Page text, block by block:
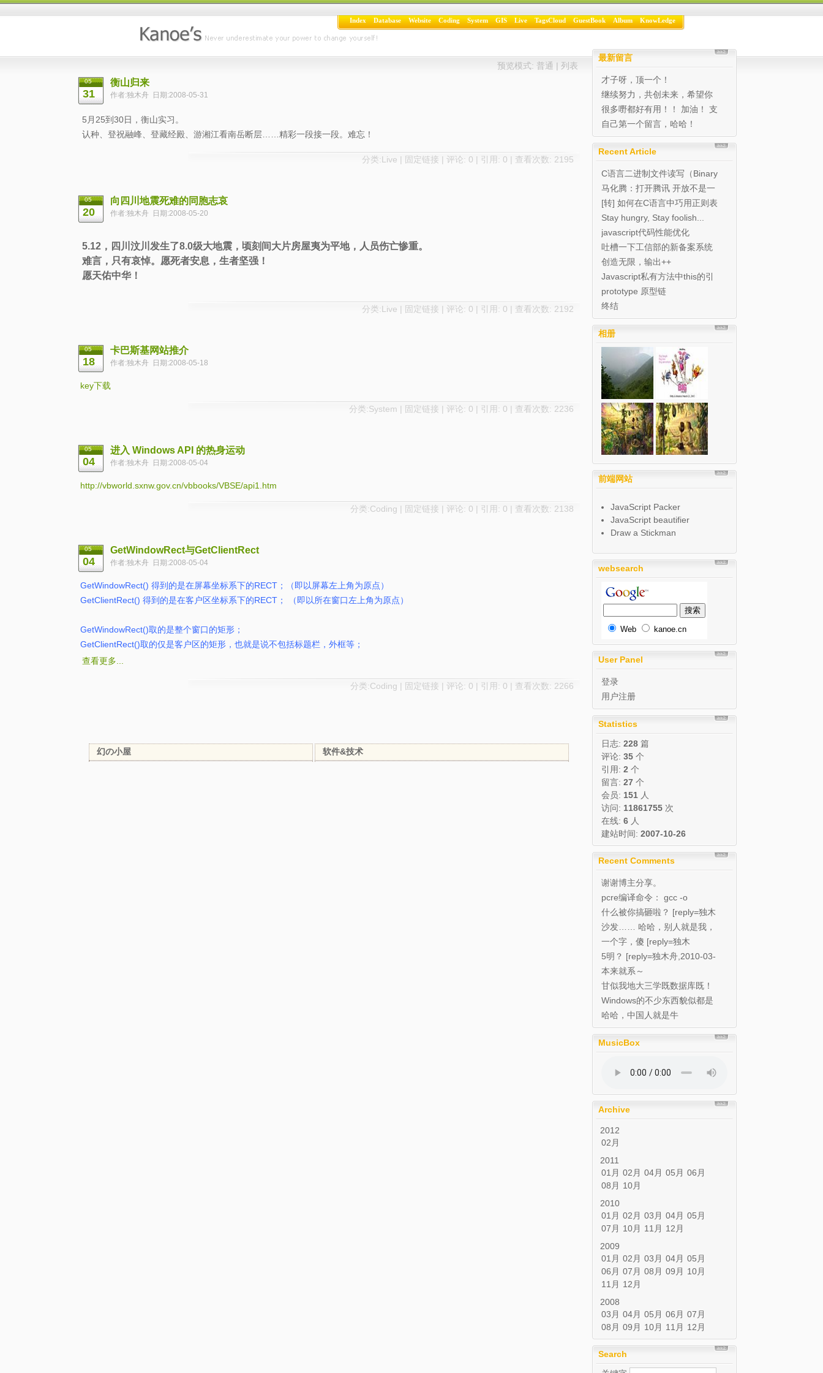
Index Database Website Coding System GIS Live TagsCloud GuestBook Album KnowLedge
预览模式: 普通 | 列表
05
31
衡山归来
作者:独木舟 日期:2008-05-31
5月25到30日，衡山实习。
认种、登祝融峰、登藏经殿、游湘江看南岳断层……精彩一段接一段。难忘！
分类:Live | 固定链接 | 评论: 0 | 引用: 0 | 查看次数: 2195
05
20
向四川地震死难的同胞志哀
作者:独木舟 日期:2008-05-20
5.12，四川汶川发生了8.0级大地震，顷刻间大片房屋夷为平地，人员伤亡惨重。
难言，只有哀悼。愿死者安息，生者坚强！
愿天佑中华！
分类:Live | 固定链接 | 评论: 0 | 引用: 0 | 查看次数: 2192
05
18
卡巴斯基网站推介
作者:独木舟 日期:2008-05-18
key下载
分类:System | 固定链接 | 评论: 0 | 引用: 0 | 查看次数: 2236
05
04
进入 Windows API 的热身运动
作者:独木舟 日期:2008-05-04
http://vbworld.sxnw.gov.cn/vbbooks/VBSE/api1.htm
分类:Coding | 固定链接 | 评论: 0 | 引用: 0 | 查看次数: 2138
05
04
GetWindowRect与GetClientRect
作者:独木舟 日期:2008-05-04
GetWindowRect() 得到的是在屏幕坐标系下的RECT；（即以屏幕左上角为原点）
GetClientRect() 得到的是在客户区坐标系下的RECT； （即以所在窗口左上角为原点）
GetWindowRect()取的是整个窗口的矩形；
GetClientRect()取的仅是客户区的矩形，也就是说不包括标题栏，外框等；
查看更多...
分类:Coding | 固定链接 | 评论: 0 | 引用: 0 | 查看次数: 2266
幻の小屋 软件&技术
最新留言
才子呀，顶一个！
继续努力，共创未来，希望你
的博客越办越好 写的很...
很多嘢都好有用！！ 加油！ 支
持！ 继续努力...
自己第一个留言，哈哈！
Recent Article
C语言二进制文件读写（Binary
I/O)实例
马化腾：打开腾讯 开放不是一
种态度是能力
[转] 如何在C语言中巧用正则表
达式
Stay hungry, Stay foolish...
javascript代码性能优化
吐槽一下工信部的新备案系统
创造无限，输出++
Javascript私有方法中this的引
用
prototype 原型链
终结
相册
前端网站
JavaScript Packer
JavaScript beautifier
Draw a Stickman
websearch
Web kanoe.cn
User Panel
登录
用户注册
Statistics
日志: 228 篇
评论: 35 个
引用: 2 个
留言: 27 个
会员: 151 人
访问: 11861755 次
在线: 6 人
建站时间: 2007-10-26
Recent Comments
谢谢博主分享。
pcre编译命令： gcc -o
pcre_de...
什么被你搞砸啦？ [reply=独木
舟,2010...
沙发…… 哈哈，别人就是我，
帮忙种草的…… 我...
一个字，傻 [reply=独木
舟,2010-03...
5明？ [reply=独木舟,2010-03-
1...
本来就系～
甘似我地大三学既数据库既！
Windows的不少东西貌似都是
在中国研发
哈哈，中国人就是牛
MusicBox
Archive
2012
02月
2011
01月 02月 04月 05月 06月
08月 10月
2010
01月 02月 03月 04月 05月
07月 10月 11月 12月
2009
01月 02月 03月 04月 05月
06月 07月 08月 09月 10月
11月 12月
2008
03月 04月 05月 06月 07月
08月 09月 10月 11月 12月
Search